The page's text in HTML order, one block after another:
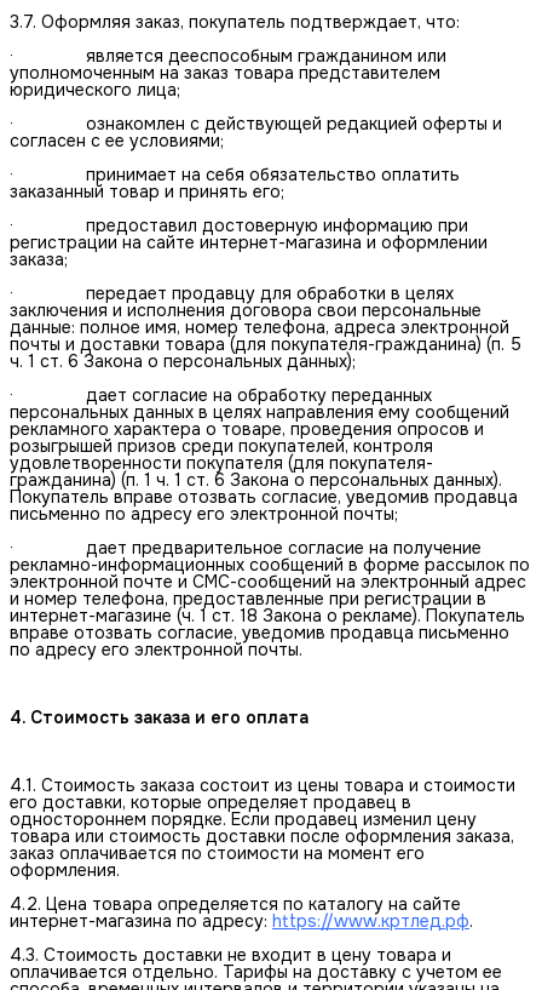
3.7. Оформляя заказ, покупатель подтверждает, что:
· является дееспособным гражданином или
уполномоченным на заказ товара представителем
юридического лица;
· ознакомлен с действующей редакцией оферты и
согласен с ее условиями;
· принимает на себя обязательство оплатить
заказанный товар и принять его;
· предоставил достоверную информацию при
регистрации на сайте интернет-магазина и оформлении
заказа;
· передает продавцу для обработки в целях
заключения и исполнения договора свои персональные
данные: полное имя, номер телефона, адреса электронной
почты и доставки товара (для покупателя-гражданина) (п. 5
ч. 1 ст. 6 Закона о персональных данных);
· дает согласие на обработку переданных
персональных данных в целях направления ему сообщений
рекламного характера о товаре, проведения опросов и
розыгрышей призов среди покупателей, контроля
удовлетворенности покупателя (для покупателя-
гражданина) (п. 1 ч. 1 ст. 6 Закона о персональных данных).
Покупатель вправе отозвать согласие, уведомив продавца
письменно по адресу его электронной почты;
· дает предварительное согласие на получение
рекламно-информационных сообщений в форме рассылок по
электронной почте и СМС-сообщений на электронный адрес
и номер телефона, предоставленные при регистрации в
интернет-магазине (ч. 1 ст. 18 Закона о рекламе). Покупатель
вправе отозвать согласие, уведомив продавца письменно
по адресу его электронной почты.
4. Стоимость заказа и его оплата
4.1. Стоимость заказа состоит из цены товара и стоимости
его доставки, которые определяет продавец в
одностороннем порядке. Если продавец изменил цену
товара или стоимость доставки после оформления заказа,
заказ оплачивается по стоимости на момент его
оформления.
4.2. Цена товара определяется по каталогу на сайте
интернет-магазина по адресу: https://www.кртлед.рф.
4.3. Стоимость доставки не входит в цену товара и
оплачивается отдельно. Тарифы на доставку с учетом ее